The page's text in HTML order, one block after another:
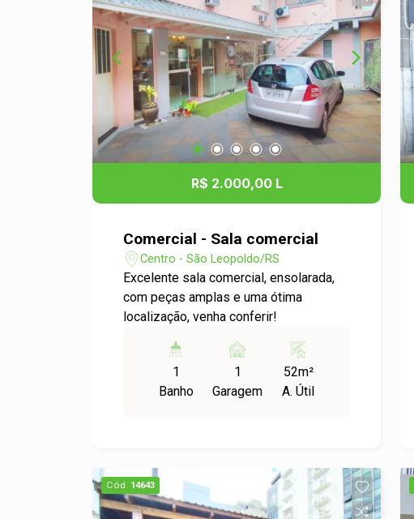
R$ 2.000,00 L
Comercial - Sala comercial
Centro - São Leopoldo/RS
Excelente sala comercial, ensolarada,
com peças amplas e uma ótima
localização, venha conferir!
1
Banho
1
Garagem
52m²
A. Útil
Cód. 14643